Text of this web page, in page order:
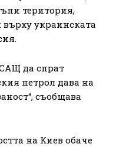
територия,
украинската
да спрат
петрол дава на
съобщава
на Киев обаче